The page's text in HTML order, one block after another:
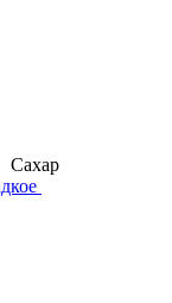
Сахар